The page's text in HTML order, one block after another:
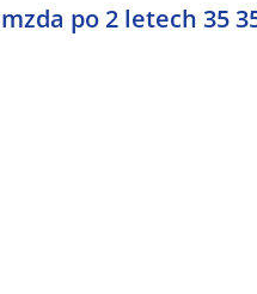
po 2 letech 35